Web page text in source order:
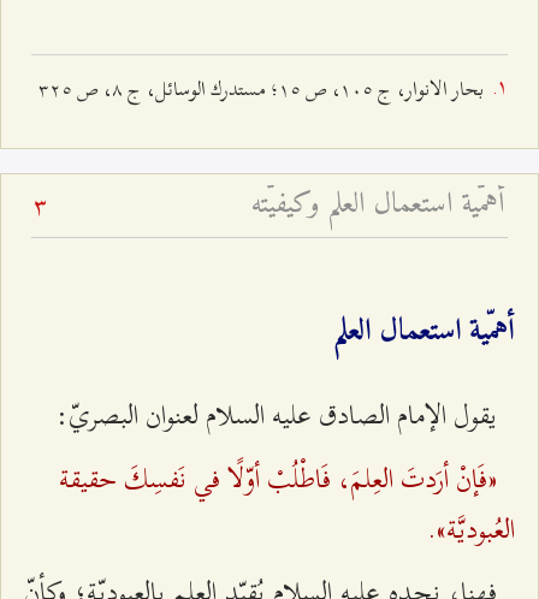
بحار الانوار، ج ۱۰٥، ص ۱٥؛ مستدرك الوسائل، ج ۸، ص ٣٢٥
أهمّية استعمال العلم وكيفيّته 3
أهمّية استعمال العلم
يقول الإمام الصادق عليه السلام لعنوان البصريّ:
«فَإنْ أرَدتَ العِلمَ، فَاطْلُبْ أوّلًا في نَفسِكَ حقيقة
العُبوديَّة».